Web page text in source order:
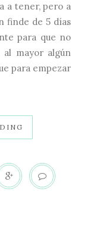
a tener, pero a
finde de 5 días
para que no
al mayor algún
para empezar